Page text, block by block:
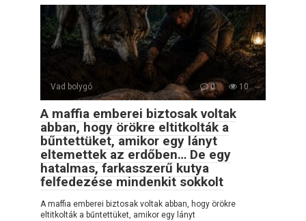
Vad bolygó 0 10
A maffia emberei biztosak voltak
abban, hogy örökre eltitkolták a
bűntettüket, amikor egy lányt
eltemettek az erdőben… De egy
hatalmas, farkasszerű kutya
felfedezése mindenkit sokkolt
A maffia emberei biztosak voltak abban, hogy örökre
eltitkolták a bűntettüket, amikor egy lányt